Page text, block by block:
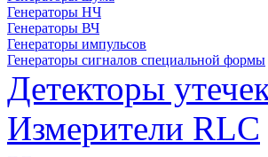
Генераторы НЧ
Генераторы ВЧ
Генераторы импульсов
Генераторы сигналов специальной формы
Детекторы
Измерители RLC